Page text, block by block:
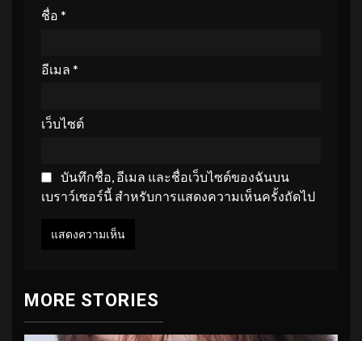
ชื่อ *
อีเมล *
เว็บไซต์
บันทึกชื่อ, อีเมล และชื่อเว็บไซต์ของฉันบน
เบราว์เซอร์นี้ สำหรับการแสดงความเห็นครั้งถัดไป
MORE STORIES